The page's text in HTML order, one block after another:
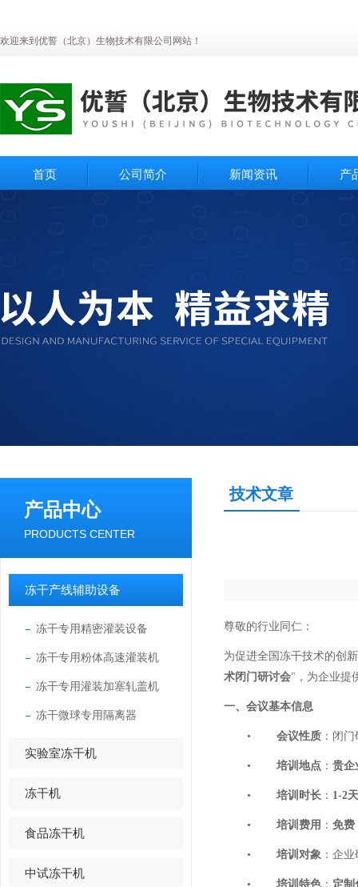
欢迎来到优誓（北京）生物技术有限公司网站！
首页 公司简介 新闻资讯 产
产品中心
PRODUCTS CENTER
冻干产线辅助设备
冻干专用精密灌装设备
冻干专用粉体高速灌装机
冻干专用灌装加塞轧盖机
冻干微球专用隔离器
实验室冻干机
冻干机
食品冻干机
中试冻干机
技术文章
尊敬的行业同仁：
为促进全国冻干技术的创
术闭门研讨会" ，为企业
一、会议基本信息
• 会议性质 ：闭
• 培训地点 ： 贵企
• 培训时长 ： 1-2天
• 培训费用 ： 免费
• 培训对象 ：企
• 培训特色： 定制